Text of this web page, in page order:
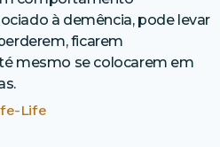
à demência, pode levar
ficarem
mesmo se colocarem em
Life